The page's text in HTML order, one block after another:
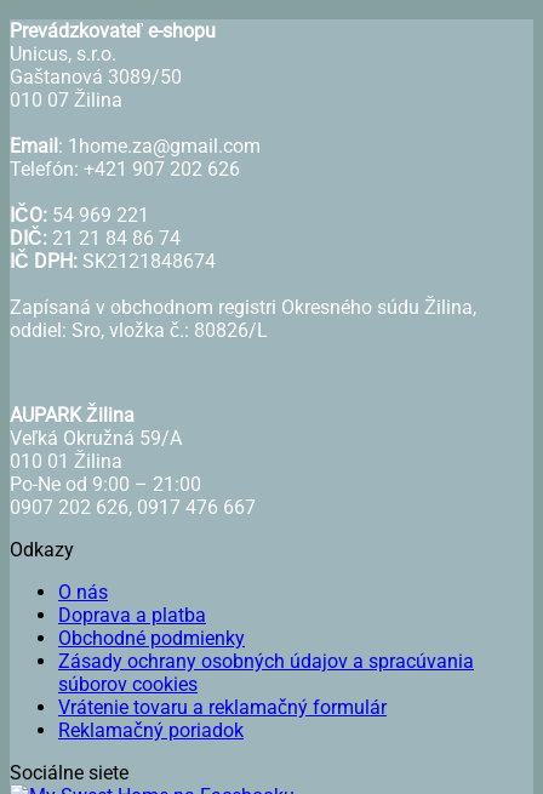
Prevádzkovateľ e-shopu
Unicus, s.r.o.
Gaštanová 3089/50
010 07 Žilina
Email : 1home.za@gmail.com
Telefón: +421 907 202 626
IČO: 54 969 221
DIČ: 21 21 84 86 74
IČ DPH: SK2121848674
Zapísaná v obchodnom registri Okresného súdu Žilina,
oddiel: Sro, vložka č.: 80826/L
AUPARK Žilina
Veľká Okružná 59/A
010 01 Žilina
Po-Ne od 9:00 – 21:00
0907 202 626, 0917 476 667
Odkazy
O nás
Doprava a platba
Obchodné podmienky
Zásady ochrany osobných údajov a spracúvania
súborov cookies
Vrátenie tovaru a reklamačný formulár
Reklamačný poriadok
Sociálne siete